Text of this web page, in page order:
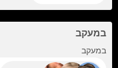
במעקב
במעקב